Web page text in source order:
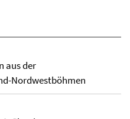
aus der
Nordwestböhmen